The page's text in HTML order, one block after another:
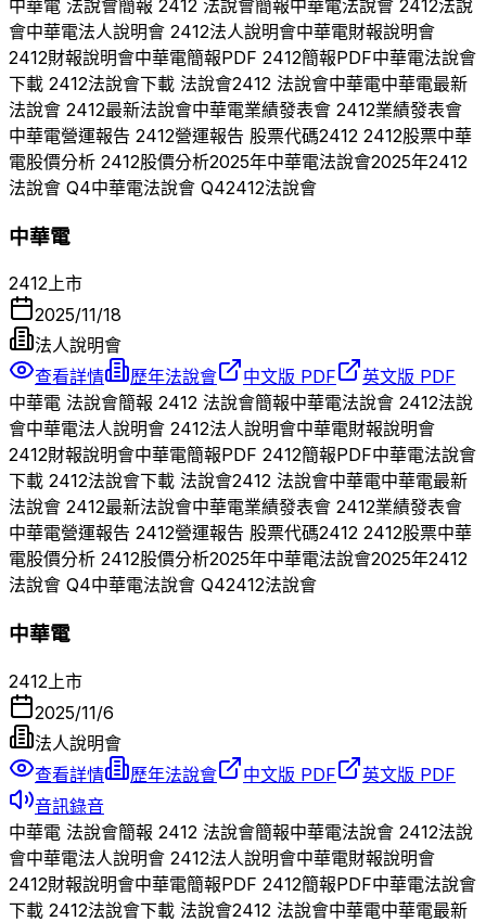
中華電 法說會簡報 2412 法說會簡報中華電法說會 2412法說
會中華電法人說明會 2412法人說明會中華電財報說明會
2412財報說明會中華電簡報PDF 2412簡報PDF中華電法說會
下載 2412法說會下載 法說會2412 法說會中華電中華電最新
法說會 2412最新法說會中華電業績發表會 2412業績發表會
中華電營運報告 2412營運報告 股票代碼2412 2412股票中華
電股價分析 2412股價分析2025年中華電法說會2025年2412
法說會 Q4中華電法說會 Q42412法說會
中華電
2412上市
2025/11/18
法人說明會
查看詳情
歷年法說會 中文版 PDF
英文版 PDF
中華電 法說會簡報 2412 法說會簡報中華電法說會 2412法說
會中華電法人說明會 2412法人說明會中華電財報說明會
2412財報說明會中華電簡報PDF 2412簡報PDF中華電法說會
下載 2412法說會下載 法說會2412 法說會中華電中華電最新
法說會 2412最新法說會中華電業績發表會 2412業績發表會
中華電營運報告 2412營運報告 股票代碼2412 2412股票中華
電股價分析 2412股價分析2025年中華電法說會2025年2412
法說會 Q4中華電法說會 Q42412法說會
中華電
2412 上市
2025/11/6
法人說明會
查看詳情
歷年法說會 中文版 PDF
英文版 PDF
音訊錄音
中華電 法說會簡報 2412 法說會簡報中華電法說會 2412法說
會中華電法人說明會 2412法人說明會中華電財報說明會
2412財報說明會中華電簡報PDF 2412簡報PDF中華電法說會
下載 2412法說會下載 法說會2412 法說會中華電中華電最新